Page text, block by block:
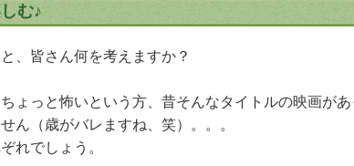
む♪
、皆さん何を考えますか？
ょっと怖いという方、昔そんなタイトルの映画があ
ん（歳がバレますね、笑）。。。
れでしょう。